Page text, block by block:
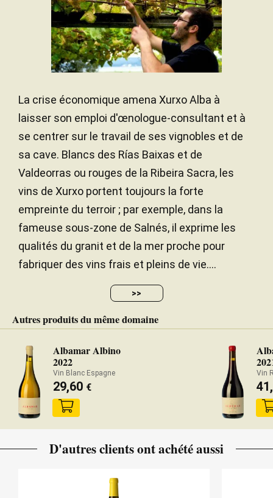
La crise économique amena Xurxo Alba à
laisser son emploi d'œnologue-consultant et à
se centrer sur le travail de ses vignobles et de
sa cave. Blancs des Rías Baixas et de
Valdeorras ou rouges de la Ribeira Sacra, les
vins de Xurxo portent toujours la forte
empreinte du terroir ; par exemple, dans la
fameuse sous-zone de Salnés, il exprime les
qualités du granit et de la mer proche pour
fabriquer des vins frais et pleins de vie....
>>
Autres produits du même domaine
Albamar Albino
2022
Vin Blanc Espagne
29,60 €
Vin
D'autres clients ont achété aussi